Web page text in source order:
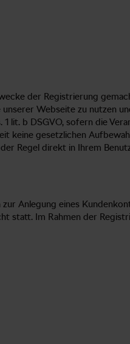
der Registrierung
Webseite zu nutzen
lit. b DSGVO, sofern die
gesetzlichen
Regel direkt in Ihrem
Anlegung eines
statt. Im Rahmen der